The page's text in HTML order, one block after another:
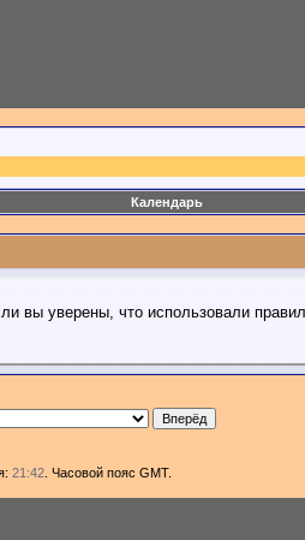
Календарь
вы уверены, что использовали
21:42 . Часовой пояс GMT.